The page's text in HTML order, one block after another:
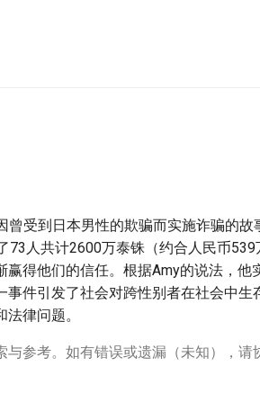
受到日本男性的欺骗而实施诈骗的故
73人共计2600万泰铢（约合人民币539
得他们的信任。根据Amy的说法，他
事件引发了社会对跨性别者在社会中生
律问题。
参考。如有错误或遗漏（未知），请